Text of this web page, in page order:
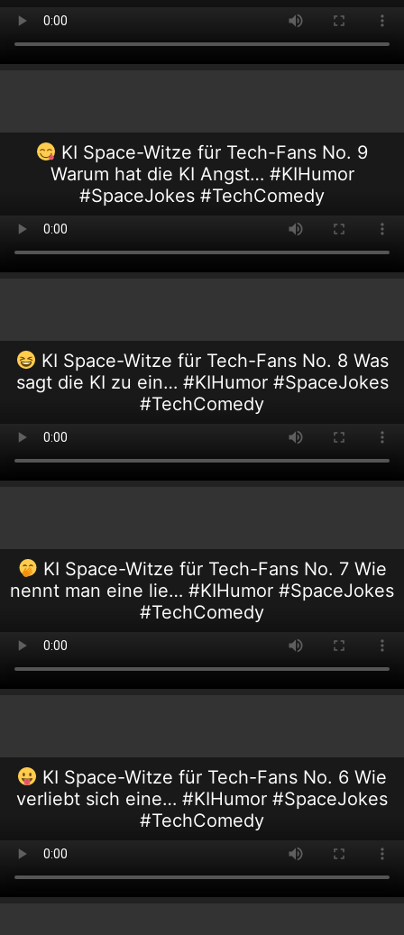
KI Space-Witze für Tech-Fans No. 9
Warum hat die KI Angst… #KIHumor
#SpaceJokes #TechComedy
KI Space-Witze für Tech-Fans No. 8 Was
sagt die KI zu ein… #KIHumor #SpaceJokes
#TechComedy
KI Space-Witze für Tech-Fans No. 7 Wie
nennt man eine lie… #KIHumor #SpaceJokes
#TechComedy
KI Space-Witze für Tech-Fans No. 6 Wie
verliebt sich eine… #KIHumor #SpaceJokes
#TechComedy